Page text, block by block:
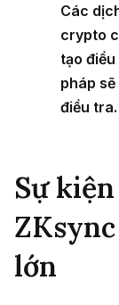
Các
crypto
tạo
pháp
điều tra.
Sự
lớn